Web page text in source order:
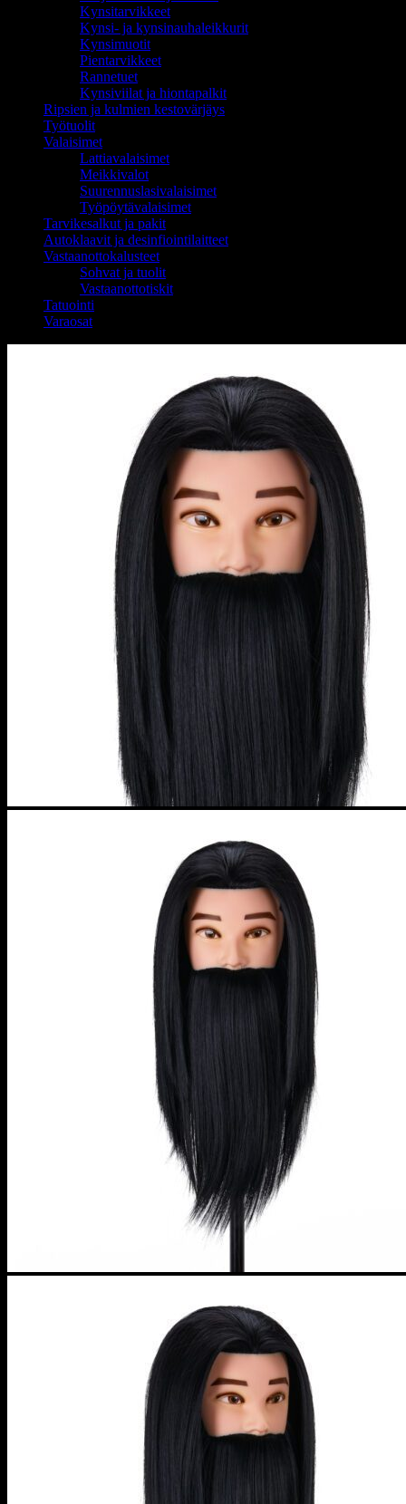
Kynsitarvikkeet
Kynsi- ja kynsinauhaleikkurit
Kynsimuotit
Pientarvikkeet
Rannetuet
Kynsiviilat ja hiontapalkit
Ripsien ja kulmien kestovärjäys
Työtuolit
Valaisimet
Lattiavalaisimet
Meikkivalot
Suurennuslasivalaisimet
Työpöytävalaisimet
Tarvikesalkut ja pakit
Autoklaavit ja desinfiointilaitteet
Vastaanottokalusteet
Sohvat ja tuolit
Vastaanottotiskit
Tatuointi
Varaosat